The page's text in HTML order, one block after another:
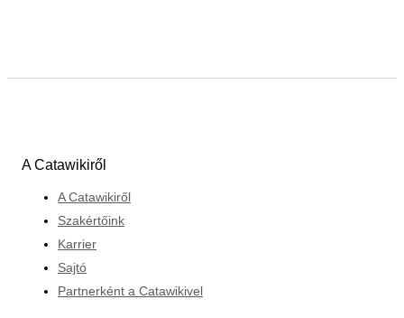
A Catawikiről
A Catawikiről
Szakértőink
Karrier
Sajtó
Partnerként a Catawikivel